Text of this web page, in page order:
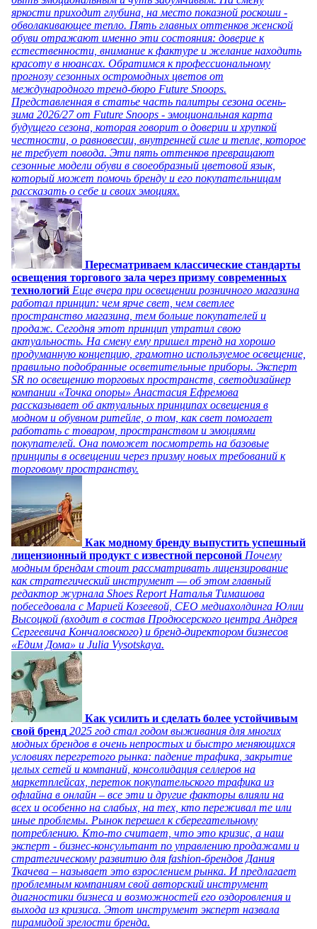
яркости приходит глубина, на место показной роскоши -
обволакивающее тепло. Пять главных оттенков женской
обуви отражают именно эти состояния: доверие к
естественности, внимание к фактуре и желание находить
красоту в нюансах. Обратимся к профессиональному
прогнозу сезонных остромодных цветов от
международного тренд-бюро Future Snoops.
Представленная в статье часть палитры сезона осень-
зима 2026/27 от Future Snoops - эмоциональная карта
будущего сезона, которая говорит о доверии и хрупкой
честности, о равновесии, внутренней силе и тепле, которое
не требует повода. Эти пять оттенков превращают
сезонные модели обуви в своеобразный цветовой язык,
который может помочь бренду и его покупательницам
рассказать о себе и своих эмоциях.
Пересматриваем классические стандарты
освещения торгового зала через призму современных
технологий Еще вчера при освещении розничного магазина
работал принцип: чем ярче свет, чем светлее
пространство магазина, тем больше покупателей и
продаж. Сегодня этот принцип утратил свою
актуальность. На смену ему пришел тренд на хорошо
продуманную концепцию, грамотно используемое освещение,
правильно подобранные осветительные приборы. Эксперт
SR по освещению торговых пространств, светодизайнер
компании «Точка опоры» Анастасия Ефремова
рассказывает об актуальных принципах освещения в
модном и обувном ритейле, о том, как свет помогает
работать с товаром, пространством и эмоциями
покупателей. Она поможет посмотреть на базовые
принципы в освещении через призму новых требований к
торговому пространству.
Как модному бренду выпустить успешный
лицензионный продукт с известной персоной Почему
модным брендам стоит рассматривать лицензирование
как стратегический инструмент — об этом главный
редактор журнала Shoes Report Наталья Тимашова
побеседовала с Марией Козеевой, СЕО медиахолдинга Юлии
Высоцкой (входит в состав Продюсерского центра Андрея
Сергеевича Кончаловского) и бренд-директором бизнесов
«Едим Дома» и Julia Vysotskaya.
Как усилить и сделать более устойчивым
свой бренд 2025 год стал годом выживания для многих
модных брендов в очень непростых и быстро меняющихся
условиях перегретого рынка: падение трафика, закрытие
целых сетей и компаний, консолидация селлеров на
маркетплейсах, переток покупательского трафика из
офлайна в онлайн – все эти и другие факторы влияли на
всех и особенно на слабых, на тех, кто переживал те или
иные проблемы. Рынок перешел к сберегательному
потреблению. Кто-то считает, что это кризис, а наш
эксперт - бизнес-консультант по управлению продажами и
стратегическому развитию для fashion-брендов Дания
Ткачева – называет это взрослением рынка. И предлагает
проблемным компаниям свой авторский инструмент
диагностики бизнеса и возможностей его оздоровления и
выхода из кризиса. Этот инструмент эксперт назвала
пирамидой зрелости бренда.